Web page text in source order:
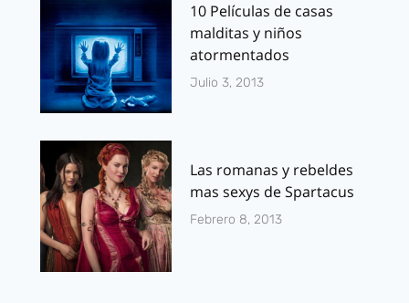
10 Películas de casas
malditas y niños
atormentados
Julio 3, 2013
Las romanas y rebeldes
mas sexys de Spartacus
Febrero 8, 2013